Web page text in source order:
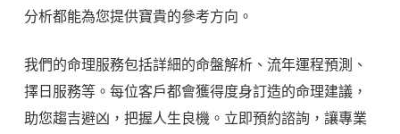
分析都能為您提供寶貴的參考方向。
我們的命理服務包括詳細的命盤解析、流年運程預測、
擇日服務等。每位客戶都會獲得度身訂造的命理建議，
助您趨吉避凶，把握人生良機。立即預約諮詢，讓專業